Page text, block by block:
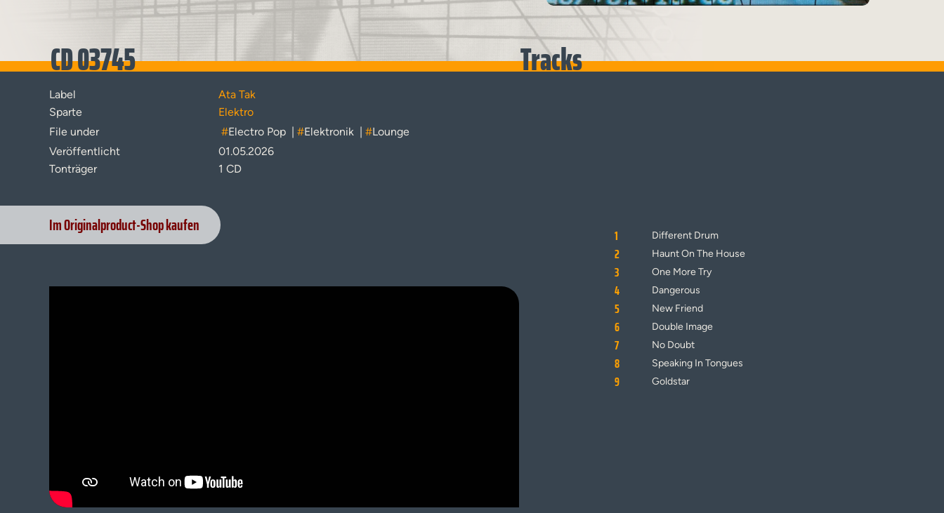
CD 03745 Tracks
Label
Ata Tak
Sparte
Elektro
File under
#Electro Pop | #Elektronik | #Lounge
Veröffentlicht
01.05.2026
Tonträger
1 CD
Im Originalproduct-Shop kaufen 1 Different Drum
2 Haunt On The House
3 One More Try
4 Dangerous
5 New Friend
6 Double Image
7 No Doubt
8 Speaking In Tongues
9 Goldstar